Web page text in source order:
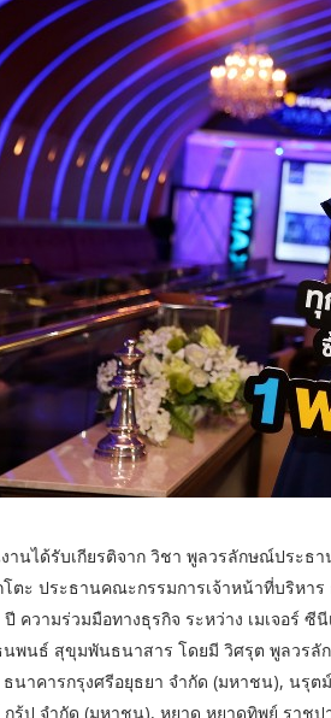
านได้รับเกียรติจาก วิชา พูลวรลักษณ์ประธ
โตะ ประธานคณะกรรมการเจ้าหน้าที่บริหา
ปี ความร่วมมือทางธุรกิจ ระหว่าง เมเจอร์
นพนธ์ สุขุมพันธนาสาร โดยมี วิศรุต พูลวร
ธนาคารกรุงศรีอยุธยา จำกัด (มหาชน), นรุต
กรุ้ป จำกัด (มหาชน), หยาด หยาดทิพย์ ราช